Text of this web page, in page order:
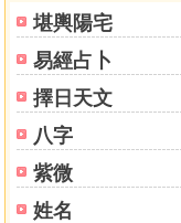
堪輿陽宅
易經占卜
擇日天文
八字
紫微
姓名